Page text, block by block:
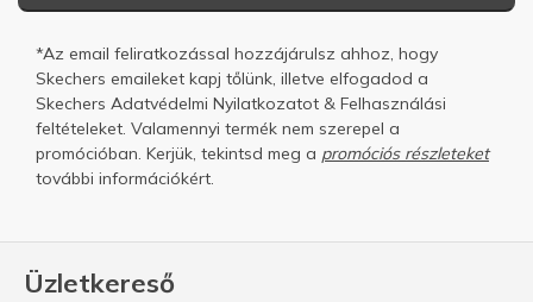
Üzletkereső
*Az email feliratkozással hozzájárulsz ahhoz, hogy
Skechers emaileket kapj tőlünk, illetve elfogadod a
Skechers Adatvédelmi Nyilatkozatot & Felhasználási
feltételeket. Valamennyi termék nem szerepel a
promócióban. Kerjük, tekintsd meg a promóciós részleteket
további információkért.